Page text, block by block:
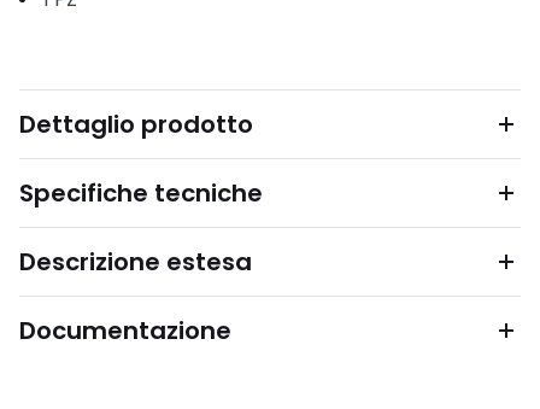
Dettaglio prodotto
Specifiche tecniche
Descrizione estesa
Documentazione